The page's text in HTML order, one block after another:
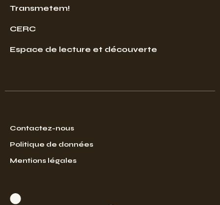
Transmetem!
CERC
Espace de lecture et découverte
Contactez-nous
Politique de données
Mentions légales